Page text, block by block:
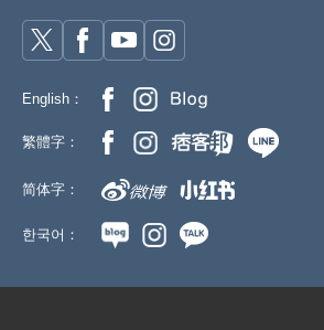
English：
繁體字：
简体字：
한국어：